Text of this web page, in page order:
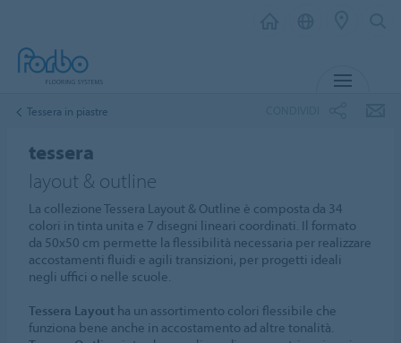
Tessera in piastre
tessera
layout & outline
La collezione Tessera Layout & Outline è composta da 34
colori in tinta unita e 7 disegni lineari coordinati. Il formato
da 50x50 cm permette la flessibilità necessaria per realizzare
accostamenti fluidi e agili transizioni, per progetti ideali
negli uffici o nelle scuole.
Tessera Layout ha un assortimento colori flessibile che
funziona bene anche in accostamento ad altre tonalità.